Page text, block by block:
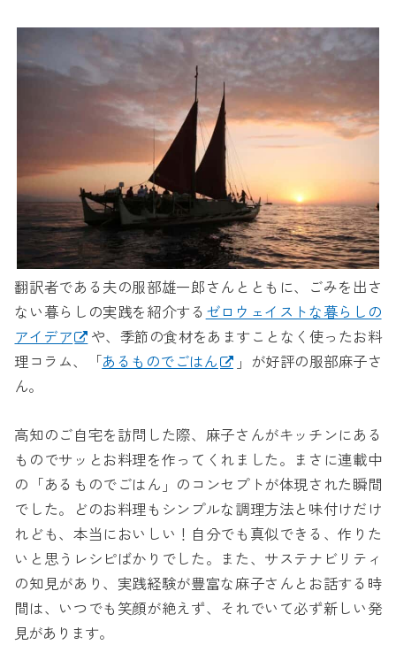
翻訳者である夫の服部雄一郎さんとともに、ごみを出さ
ない暮らしの実践を紹介する ゼロウェイストな暮らしの
アイデア
や、季節の食材をあますことなく使ったお料
理コラム、「あるものでごはん
」が好評の服部麻子さ
ん。
高知のご自宅を訪問した際、麻子さんがキッチンにある
ものでサッとお料理を作ってくれました。まさに連載中
の「あるものでごはん」のコンセプトが体現された瞬間
でした。どのお料理もシンプルな調理方法と味付けだけ
れども、本当においしい！自分でも真似できる、作りた
いと思うレシピばかりでした。また、サステナビリティ
の知見があり、実践経験が豊富な麻子さんとお話する時
間は、いつでも笑顔が絶えず、それでいて必ず新しい発
見があります。